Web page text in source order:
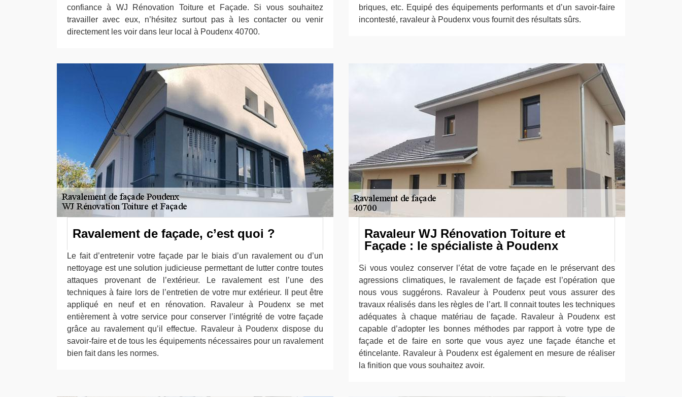
confiance à WJ Rénovation Toiture et Façade. Si vous souhaitez
travailler avec eux, n’hésitez surtout pas à les contacter ou venir
directement les voir dans leur local à Poudenx 40700.
briques, etc. Equipé des équipements performants et d’un savoir-faire
incontesté, ravaleur à Poudenx vous fournit des résultats sûrs.
Ravalement de façade, c’est quoi ?
Le fait d’entretenir votre façade par le biais d’un ravalement ou d’un
nettoyage est une solution judicieuse permettant de lutter contre toutes
attaques provenant de l’extérieur. Le ravalement est l’une des
techniques à faire lors de l’entretien de votre mur extérieur. Il peut être
appliqué en neuf et en rénovation. Ravaleur à Poudenx se met
entièrement à votre service pour conserver l’intégrité de votre façade
grâce au ravalement qu’il effectue. Ravaleur à Poudenx dispose du
savoir-faire et de tous les équipements nécessaires pour un ravalement
bien fait dans les normes.
Ravaleur WJ Rénovation Toiture et
Façade : le spécialiste à Poudenx
Si vous voulez conserver l’état de votre façade en le préservant des
agressions climatiques, le ravalement de façade est l’opération que
nous vous suggérons. Ravaleur à Poudenx peut vous assurer des
travaux réalisés dans les règles de l’art. Il connait toutes les techniques
adéquates à chaque matériau de façade. Ravaleur à Poudenx est
capable d’adopter les bonnes méthodes par rapport à votre type de
façade et de faire en sorte que vous ayez une façade étanche et
étincelante. Ravaleur à Poudenx est également en mesure de réaliser
la finition que vous souhaitez avoir.